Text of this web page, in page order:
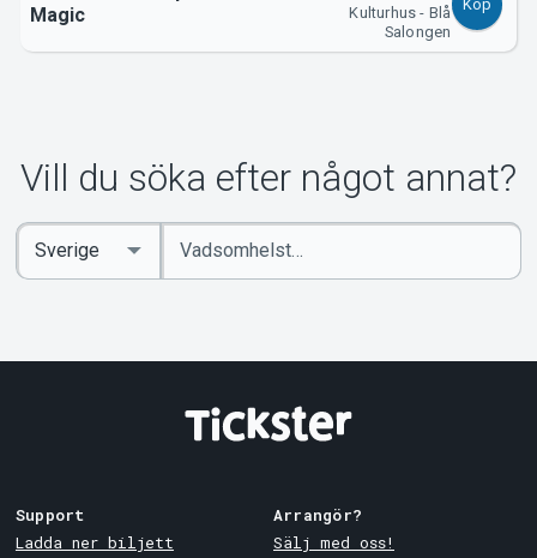
Magic
Kulturhus - Blå
Salongen
Köp
Vill du söka efter något annat?
Ange
sökord
Select
Country
Support
Ladda ner biljett
Arrangör?
Sälj med oss!